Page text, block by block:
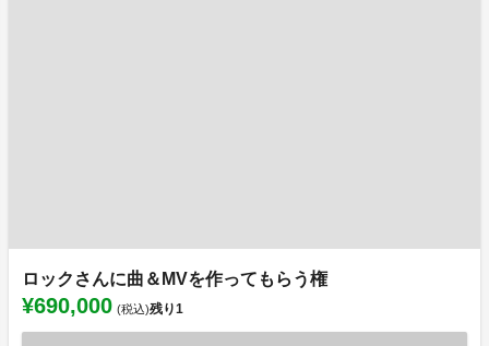
ロックさんに曲＆MVを作ってもらう権
¥690,000 (税込)残り1